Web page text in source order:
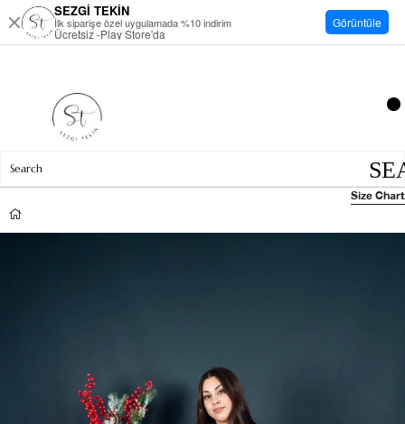
Size Chart
SEZGİ TEKİN
İlk siparişe özel uygulamada %10 indirim
Ücretsiz -Play Store'da
Görüntüle